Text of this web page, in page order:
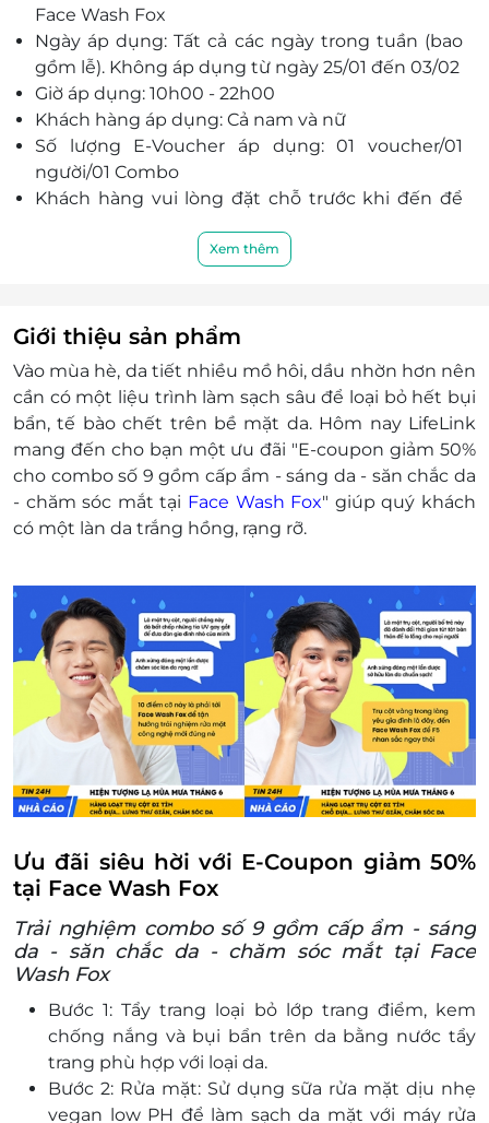
hẹn sẽ mang đến sự hài lòng nhất tới mọi khách
hàng.
Face Wash Fox
Ngày áp dụng: Tất cả các ngày trong tuần (bao
gồm lễ). Không áp dụng từ ngày 25/01 đến 03/02
Giờ áp dụng: 10h00 - 22h00
Khách hàng áp dụng: Cả nam và nữ
Số lượng E-Voucher áp dụng: 01 voucher/01
người/01 Combo
Khách hàng vui lòng đặt chỗ trước khi đến để
Hotline: 0889 866 666
E-Voucher/E-Coupon không có giá trị quy
đổi thành tiền mặt, không trả lại tiền thừa.
Không áp dụng đồng thời với chương trình
khuyến mại khác
Một khách hàng được mua nhiều phiếu
Giá đã bao gồm VAT
Xem thêm
Giới thiệu sản phẩm
Vào mùa hè, da tiết nhiều mồ hôi, dầu nhờn hơn nên
cần có một liệu trình làm sạch sâu để loại bỏ hết bụi
bẩn, tế bào chết trên bề mặt da. Hôm nay LifeLink
mang đến cho bạn một ưu đãi "E-coupon giảm 50%
cho combo số 9 gồm cấp ẩm - sáng da - săn chắc da
- chăm sóc mắt tại Face Wash Fox" giúp quý khách
có một làn da trắng hồng, rạng rỡ.
Ưu đãi siêu hời với E-Coupon giảm 50%
tại Face Wash Fox
Trải nghiệm combo số 9 gồm cấp ẩm - sáng
da - săn chắc da - chăm sóc mắt tại Face
Wash Fox
Bước 1: Tẩy trang loại bỏ lớp trang điểm, kem
chống nắng và bụi bẩn trên da bằng nước tẩy
trang phù hợp với loại da.
Bước 2: Rửa mặt: Sử dụng sữa rửa mặt dịu nhẹ
vegan low PH để làm sạch da mặt với máy rửa